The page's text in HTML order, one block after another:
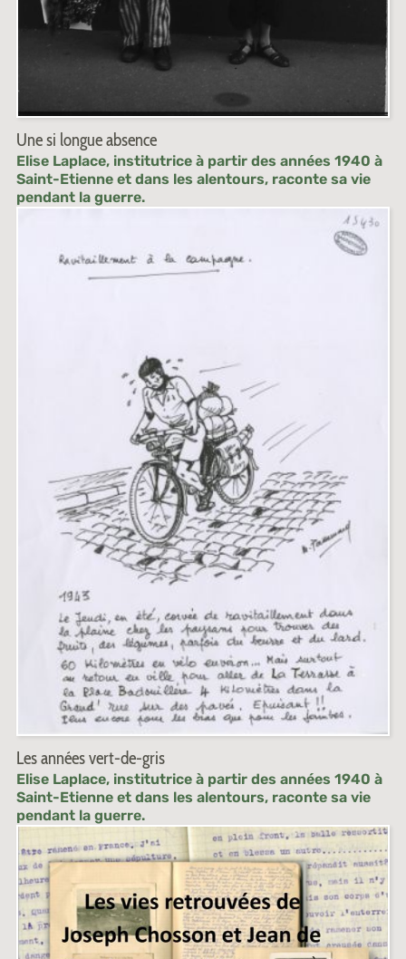
Une si longue absence
Elise Laplace, institutrice à partir des années 1940 à
Saint-Etienne et dans les alentours, raconte sa vie
pendant la guerre.
Les années vert-de-gris
Elise Laplace, institutrice à partir des années 1940 à
Saint-Etienne et dans les alentours, raconte sa vie
pendant la guerre.